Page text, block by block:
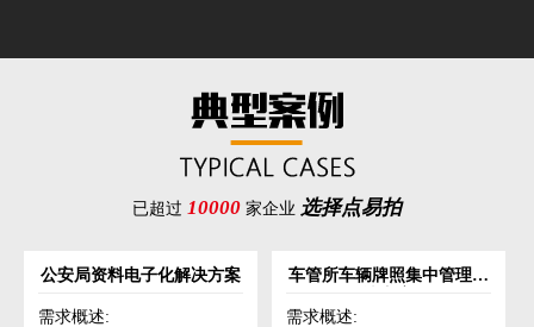
已超过 10000 家企业 选择点易拍
公安局资料电子化解决方案
需求概述:
车管所车辆牌照集中管理解
需求概述: